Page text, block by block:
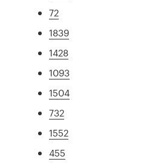
72
1839
1428
1093
1504
732
1552
455